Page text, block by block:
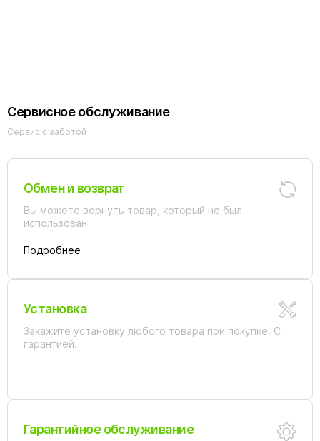
Сервисное обслуживание
Сервис с заботой
Обмен и возврат
Вы можете вернуть товар, который не был
использован
Подробнее
Установка
Закажите установку любого товара при покупке. С
гарантией.
Гарантийное обслуживание